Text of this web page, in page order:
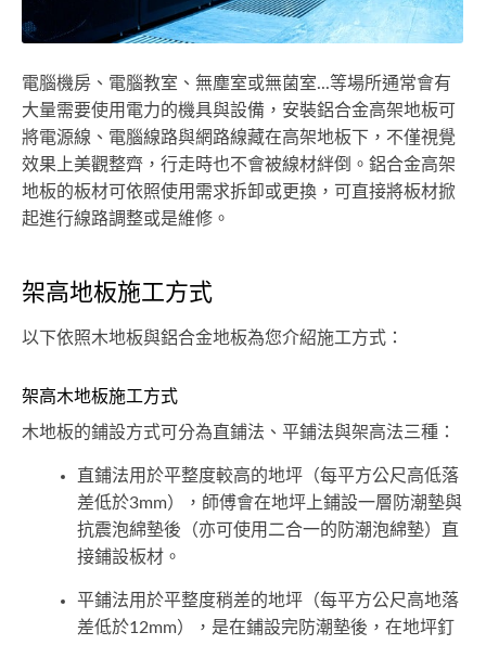
電腦機房、電腦教室、無塵室或無菌室...等場所通常會有
大量需要使用電力的機具與設備，安裝鋁合金高架地板可
將電源線、電腦線路與網路線藏在高架地板下，不僅視覺
效果上美觀整齊，行走時也不會被線材絆倒。鋁合金高架
地板的板材可依照使用需求拆卸或更換，可直接將板材掀
起進行線路調整或是維修。
架高地板施工方式
以下依照木地板與鋁合金地板為您介紹施工方式：
架高木地板施工方式
木地板的鋪設方式可分為直鋪法、平鋪法與架高法三種：
直鋪法用於平整度較高的地坪（每平方公尺高低落
差低於3mm），師傅會在地坪上鋪設一層防潮墊與
抗震泡綿墊後（亦可使用二合一的防潮泡綿墊）直
接鋪設板材。
平鋪法用於平整度稍差的地坪（每平方公尺高地落
差低於12mm），是在鋪設完防潮墊後，在地坪釘